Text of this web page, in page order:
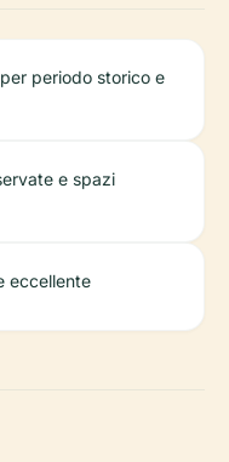
periodo storico e
e spazi
eccellente